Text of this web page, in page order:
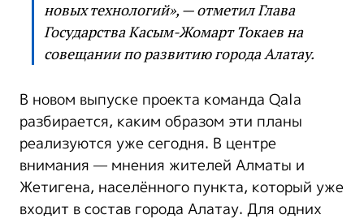
новых технологий», — отметил Глава
Государства Касым-Жомарт Токаев на
совещании по развитию города Алатау.
В новом выпуске проекта команда Qala
разбирается, каким образом эти планы
реализуются уже сегодня. В центре
внимания — мнения жителей Алматы и
Жетигена, населённого пункта, который уже
входит в состав города Алатау. Для одних